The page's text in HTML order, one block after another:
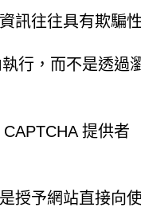
訊往往具有欺騙性
行，而不是透過
提供者
授予網站直接向